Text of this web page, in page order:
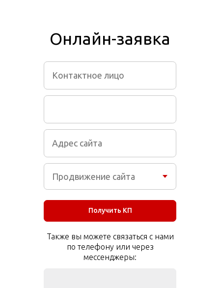
Онлайн-заявка
Получить КП
Также вы можете связаться с нами
по телефону или через
мессенджеры: